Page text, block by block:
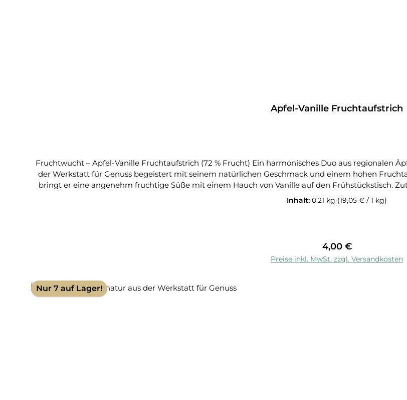
Apfel-Vanille Fruchtaufstrich
Fruchtwucht – Apfel-Vanille Fruchtaufstrich (72 % Frucht) Ein harmonisches Duo aus regionalen
der Werkstatt für Genuss begeistert mit seinem natürlichen Geschmack und einem hohen
bringt er eine angenehm fruchtige Süße mit einem Hauch von Vanille auf den Frühstückstisch.
Vanille (0,5 %), Dextrose. Genießer-Tipp: Ideal als Brotaufstrich, zum Verfeinern von Joghurt
Inhalt: 0.21 kg (19,05 € / 1 kg)
Regulärer Preis:
4,00 €
Preise inkl. MwSt. zzgl. Versandkosten
In den Warenkorb
Nur 7 auf Lager!